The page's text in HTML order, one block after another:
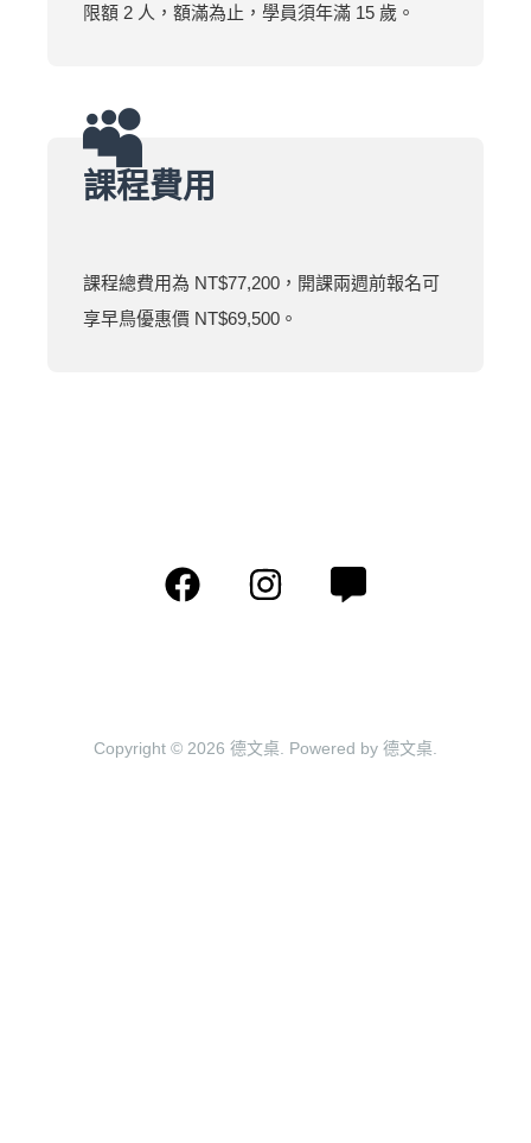
限額 2 人，額滿為止，學員須年滿 15 歲。
課程費用
課程總費用為 NT$77,200，開課兩週前報名可
享早鳥優惠價 NT$69,500。
Copyright © 2026 德文桌. Powered by 德文桌.